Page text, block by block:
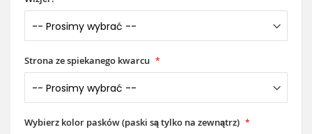
Strona ze spiekanego kwarcu
Wybierz kolor pasków (paski są tylko na zewnątrz)